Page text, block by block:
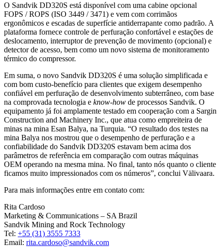
O Sandvik DD320S está disponível com uma cabine opcional
FOPS / ROPS (ISO 3449 / 3471) e vem com corrimãos
ergonômicos e escadas de superfície antiderrapante como padrão. A
plataforma fornece controle de perfuração confortável e estações de
deslocamento, interruptor de prevenção de movimento (opcional) e
detector de acesso, bem como um novo sistema de monitoramento
térmico do compressor.
Em suma, o novo Sandvik DD320S é uma solução simplificada e
com bom custo-benefício para clientes que exigem desempenho
confiável em perfuração de desenvolvimento subterrâneo, com base
na comprovada tecnologia e know-how de processos Sandvik. O
equipamento já foi amplamente testado em cooperação com a Sargin
Construction and Machinery Inc., que atua como empreiteira de
minas na mina Esan Balya, na Turquia. “O resultado dos testes na
mina Balya nos mostrou que o desempenho de perfuração e a
confiabilidade do Sandvik DD320S estavam bem acima dos
parâmetros de referência em comparação com outras máquinas
OEM operando na mesma mina. No final, tanto nós quanto o cliente
ficamos muito impressionados com os números”, conclui Välivaara.
Para mais informações entre em contato com:
Rita Cardoso
Marketing & Communications – SA Brazil
Sandvik Mining and Rock Technology
Tel: +55 (31) 3555 7333
Email: rita.cardoso@sandvik.com